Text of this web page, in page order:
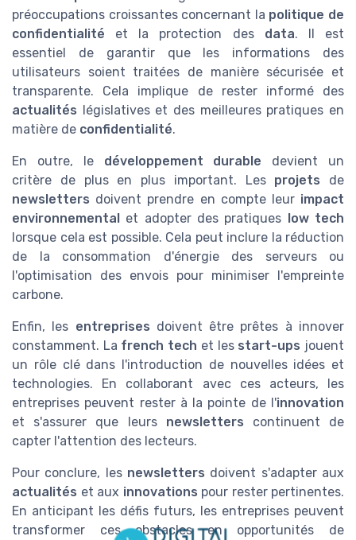
préoccupations croissantes concernant la politique de
confidentialité et la protection des data. Il est
essentiel de garantir que les informations des
utilisateurs soient traitées de manière sécurisée et
transparente. Cela implique de rester informé des
actualités législatives et des meilleures pratiques en
matière de confidentialité.
En outre, le développement durable devient un
critère de plus en plus important. Les projets de
newsletters doivent prendre en compte leur impact
environnemental et adopter des pratiques low tech
lorsque cela est possible. Cela peut inclure la réduction
de la consommation d'énergie des serveurs ou
l'optimisation des envois pour minimiser l'empreinte
carbone.
Enfin, les entreprises doivent être prêtes à innover
constamment. La french tech et les start-ups jouent
un rôle clé dans l'introduction de nouvelles idées et
technologies. En collaborant avec ces acteurs, les
entreprises peuvent rester à la pointe de l'innovation
et s'assurer que leurs newsletters continuent de
capter l'attention des lecteurs.
Pour conclure, les newsletters doivent s'adapter aux
actualités et aux innovations pour rester pertinentes.
En anticipant les défis futurs, les entreprises peuvent
transformer ces obstacles en opportunités de